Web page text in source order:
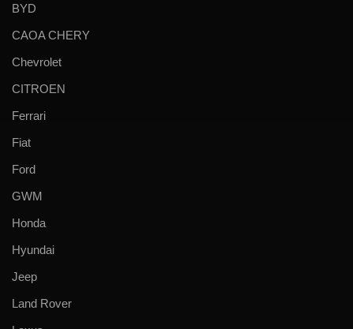
BYD
CAOA CHERY
Chevrolet
CITROEN
Ferrari
Fiat
Ford
GWM
Honda
Hyundai
Jeep
Land Rover